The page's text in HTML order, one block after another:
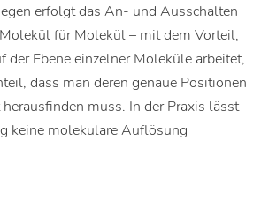
erfolgt das An- und Ausschalten
für Molekül – mit dem Vorteil,
der Ebene einzelner Moleküle arbeitet,
dass man deren genaue Positionen
muss. In der Praxis lässt
keine molekulare Auflösung